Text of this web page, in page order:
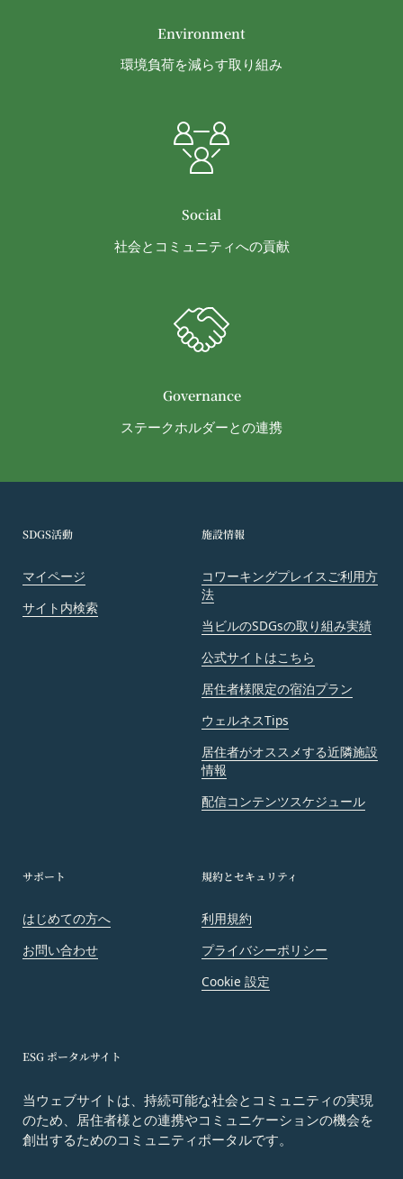
Environment
環境負荷を減らす取り組み
Social
社会とコミュニティへの貢献
Governance
ステークホルダーとの連携
SDGS活動
マイページ
サイト内検索
施設情報
コワーキングプレイスご利用方
法
当ビルのSDGsの取り組み実績
公式サイトはこちら
居住者様限定の宿泊プラン
ウェルネスTips
居住者がオススメする近隣施設
情報
配信コンテンツスケジュール
サポート
はじめての方へ
お問い合わせ
規約とセキュリティ
利用規約
プライバシーポリシー
Cookie 設定
ESG ポータルサイト
当ウェブサイトは、持続可能な社会とコミュニティの実現
のため、居住者様との連携やコミュニケーションの機会を
創出するためのコミュニティポータルです。
第9条（当社が提供するコンテンツに関する知的財
本サービスを通じて会員に提供する文章、イラス
像、プログラム等（以下「コンテンツ」といいま
す。）の著作権、商標権およびその他の知的財産権
は全て当社または当社にコンテンツの使用を許諾す
侵害する行為を行わないものとします。
他掲載内容の全部または一部を権利者の許可なく使
会員は、前2項の規定に違反して第三者との間で問
題が生じた場合、自己の責任と費用においてかかる
たは不利益等を与えないものとします。
とし、当社がかかる権利を取得することはありませ
前項にかかわらず、会員は当社に対し、提供物に関
し、無償、地域無限定、非独占的、サブライセンス
可能かつ譲渡可能な使用、複製、配布、派生著作物
の作成、表示および実行（以下「使用等」といいま
会員は、提供物について、自らが使用等についての
適法な権利を有していることおよび提供物が第三者
の権利を侵害していないことについて保証するもの
または使用許諾を受けた第三者に対して、著作者人
第11条（通知・連絡）
電子メールの送信、当社ウェブサイト上における掲
を行うことができるものとし、会員はこれに同意す
続きを行った場合は、当該変更時とします。）に届
し、当該通知は通常到達すべき時に会員に到達した
ものとみなします。
当社は、本条第１項の通知を当社ウェブサイト上に